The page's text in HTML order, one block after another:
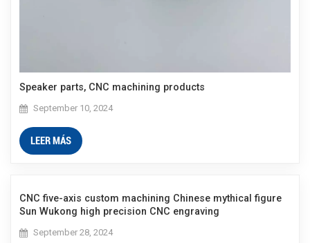
Speaker parts, CNC machining products
September 10, 2024
LEER MÁS
CNC five-axis custom machining Chinese mythical figure
Sun Wukong high precision CNC engraving
September 28, 2024